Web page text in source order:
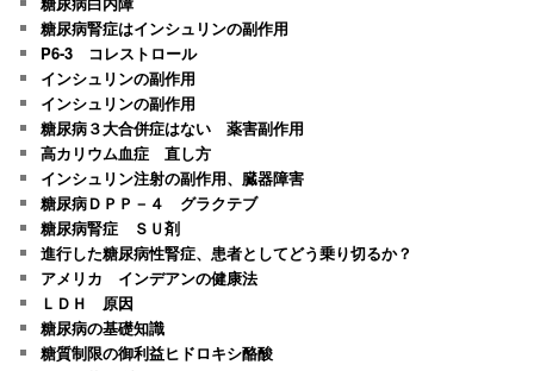
糖尿病腎症はインシュリンの副作用
P6-3 コレストロール
インシュリンの副作用
インシュリンの副作用
糖尿病３大合併症はない 薬害副作用
高カリウム血症 直し方
インシュリン注射の副作用、臓器障害
糖尿病ＤＰＰ－４ グラクテブ
糖尿病腎症 ＳＵ剤
進行した糖尿病性腎症、患者としてどう乗り切るか？
アメリカ インデアンの健康法
ＬＤＨ 原因
糖尿病の基礎知識
糖質制限の御利益ヒドロキシ酪酸